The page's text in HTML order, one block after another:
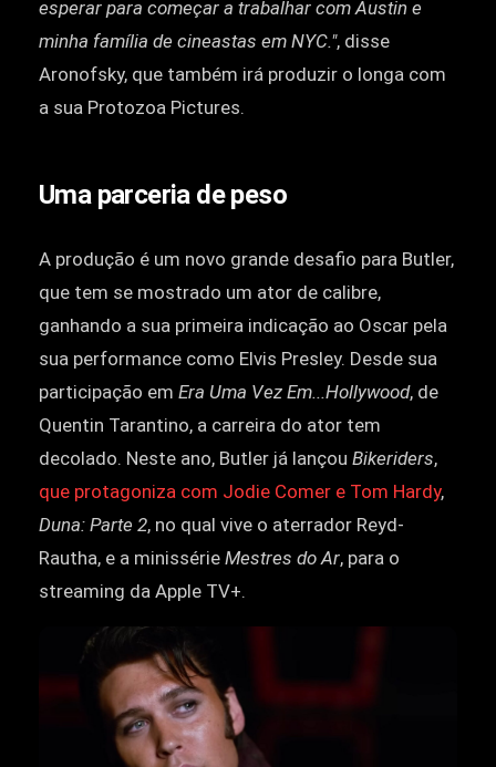
esperar para começar a trabalhar com Austin e
minha família de cineastas em NYC.", disse
Aronofsky, que também irá produzir o longa com
a sua Protozoa Pictures.
Uma parceria de peso
A produção é um novo grande desafio para Butler,
que tem se mostrado um ator de calibre,
ganhando a sua primeira indicação ao Oscar pela
sua performance como Elvis Presley. Desde sua
participação em Era Uma Vez Em...Hollywood, de
Quentin Tarantino, a carreira do ator tem
decolado. Neste ano, Butler já lançou Bikeriders,
que protagoniza com Jodie Comer e Tom Hardy,
Duna: Parte 2, no qual vive o aterrador Reyd-
Rautha, e a minissérie Mestres do Ar, para o
streaming da Apple TV+.